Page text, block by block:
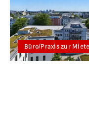
Büro/Praxis zur Miete